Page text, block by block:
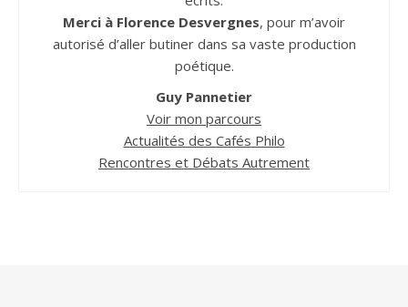
Merci à Florence Desvergnes, pour m’avoir
autorisé d’aller butiner dans sa vaste production
poétique.
Guy Pannetier
Voir mon parcours
Actualités des Cafés Philo
Rencontres et Débats Autrement